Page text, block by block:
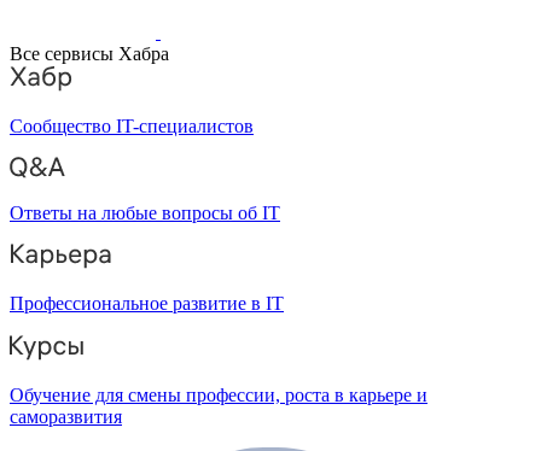
Все сервисы Хабра
Сообщество IT-специалистов
Ответы на любые вопросы об IT
Профессиональное развитие в IT
Обучение для смены профессии, роста в карьере и
саморазвития